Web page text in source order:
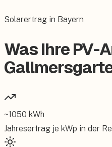
Solarertrag in Bayern
Was Ihre PV-
~1050 kWh
Jahresertrag je kWp in der